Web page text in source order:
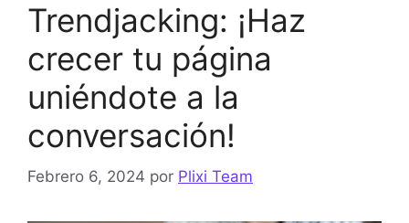
Trendjacking: ¡Haz
crecer tu página
uniéndote a la
conversación!
Febrero 6, 2024 por Plixi Team